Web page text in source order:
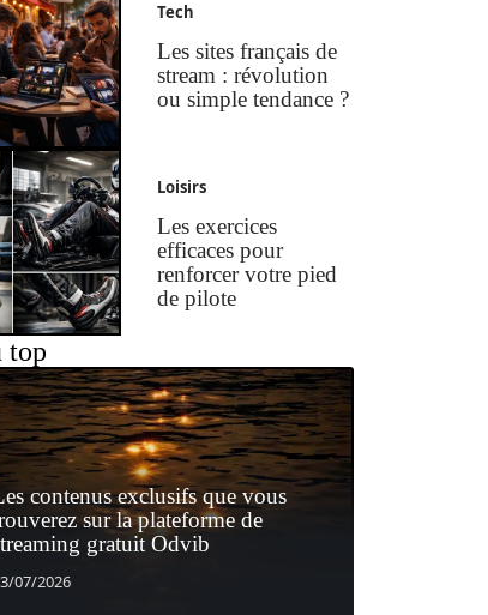
Tech
Les sites français de
stream : révolution
ou simple tendance ?
Loisirs
Les exercices
efficaces pour
renforcer votre pied
de pilote
top
contenus exclusifs que vous
sur la plateforme de
gratuit Odvib
07/2026